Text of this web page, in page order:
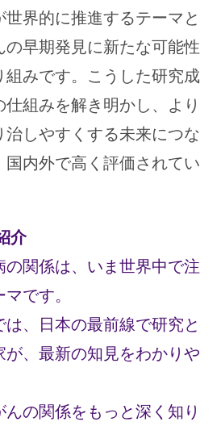
界的に推進するテーマと
早期発見に新たな可能性
組みです。こうした研究成
組みを解き明かし、より
しやすくする未来につな
内外で高く評価されてい
介
関係は、いま世界中で注
です。
、日本の最前線で研究と
、最新の知見をわかりや
んの関係をもっと深く知り